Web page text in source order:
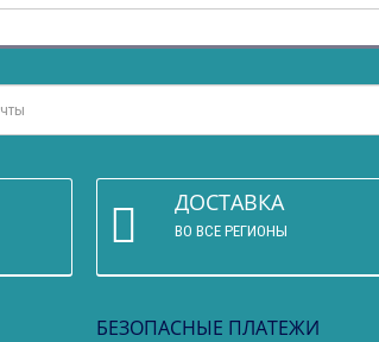
ДОСТАВКА
ВО ВСЕ РЕГИОНЫ
БЕЗОПАСНЫЕ ПЛАТЕЖИ